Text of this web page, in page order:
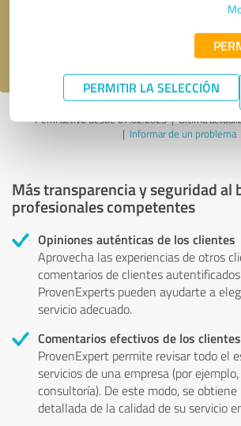
PERMITIR LA SELECCIÓN
Perfil activo desde 07.02.2025 |Última
| Informar de un problema
Más transparencia y seguridad al
profesionales competentes
Opiniones auténticas de los clientes
Aprovecha las experiencias de otros
comentarios de clientes
ProvenExperts pueden ayudarte a
servicio adecuado.
Comentarios efectivos de los clientes
ProvenExpert permite revisar todo el
servicios de una empresa (por
consultoría). De este modo, se
detallada de la calidad de su servicio